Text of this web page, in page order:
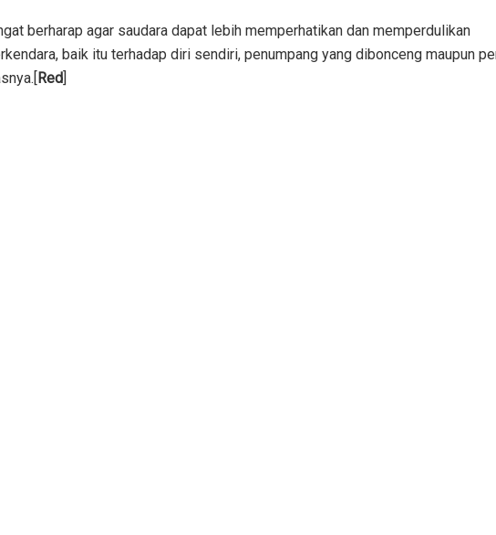
berharap agar saudara dapat lebih memperhatikan dan memperdulikan
baik itu terhadap diri sendiri, penumpang yang dibonceng maupun
Red]